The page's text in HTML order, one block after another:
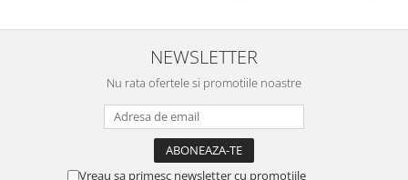
NEWSLETTER
Nu rata ofertele si promotiile noastre
Vreau sa primesc newsletter cu promotiile